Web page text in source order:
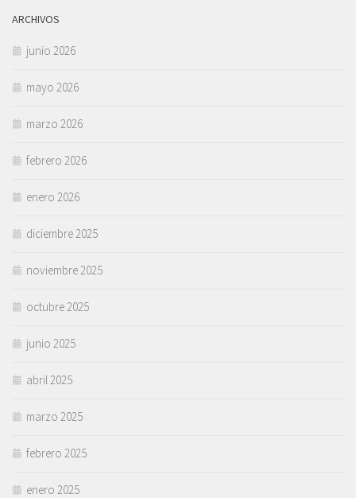
ARCHIVOS
junio 2026
mayo 2026
marzo 2026
febrero 2026
enero 2026
diciembre 2025
noviembre 2025
octubre 2025
junio 2025
abril 2025
marzo 2025
febrero 2025
enero 2025